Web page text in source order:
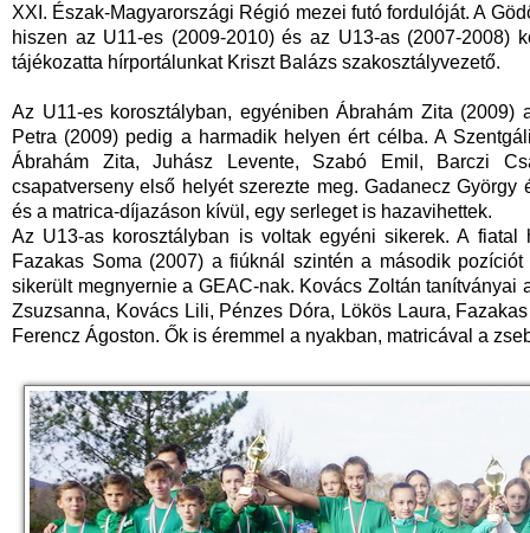
XXI. Észak-Magyarországi Régió mezei futó fordulóját. A
hiszen az U11-es (2009-2010) és az U13-as (2007-2008)
tájékozatta hírportálunkat Kriszt Balázs szakosztályvezető.
Az U11-es korosztályban, egyéniben Ábrahám Zita
Petra (2009) pedig a harmadik helyen ért célba. A
Ábrahám Zita, Juhász Levente, Szabó Emil, Barczi
csapatverseny első helyét szerezte meg. Gadanecz
és a matrica-díjazáson kívül, egy serleget is hazavihettek.
Az U13-as korosztályban is voltak egyéni sikerek. A
Fazakas Soma (2007) a fiúknál szintén a második
sikerült megnyernie a GEAC-nak. Kovács Zoltán tanítványai
Zsuzsanna, Kovács Lili, Pénzes Dóra, Lökös Laura,
Ferencz Ágoston. Ők is éremmel a nyakban, matricával a